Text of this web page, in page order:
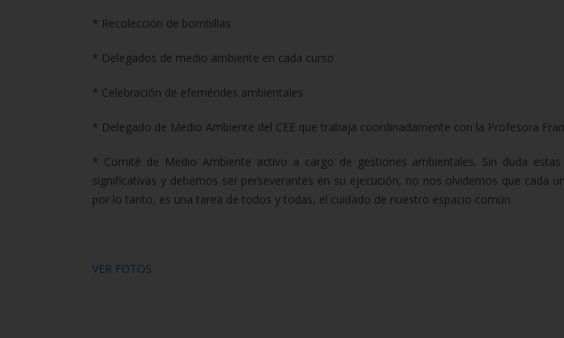
* Recolección de bombillas
* Delegados de medio ambiente en cada curso
* Celebración de efemérides ambientales
* Delegado de Medio Ambiente del CEE que trabaja coordinadamente con la Profesora
* Comité de Medio Ambiente activo a cargo de gestiones ambientales. Sin duda
significativas y debemos ser perseverantes en su ejecución, no nos olvidemos que cada
por lo tanto, es una tarea de todos y todas, el cuidado de nuestro espacio común.
VER FOTOS